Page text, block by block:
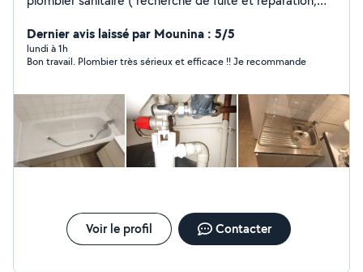
moment.
Dernier avis laissé par Mounina : 5/5
lundi à 1h
Bon travail. Plombier très sérieux et efficace !! Je recommande
Voir le profil Contacter